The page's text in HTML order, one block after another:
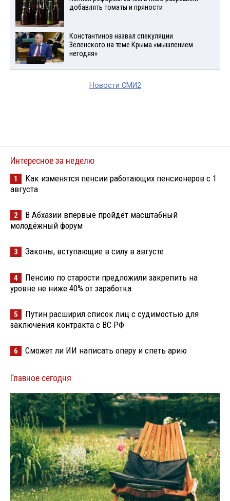
добавлять томаты и пряности
Константинов назвал спекуляции
Зеленского на теме Крыма «мышлением
негодяя»
Новости СМИ2
Интересное за неделю
1
Как изменятся пенсии работающих пенсионеров с 1
августа
2
В Абхазии впервые пройдёт масштабный
молодёжный форум
3 Законы, вступающие в силу в августе
4
Пенсию по старости предложили закрепить на
уровне не ниже 40% от заработка
5
Путин расширил список лиц с судимостью для
заключения контракта с ВС РФ
6 Сможет ли ИИ написать оперу и спеть арию
Главное сегодня